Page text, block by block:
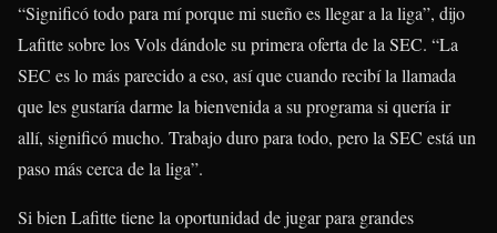
“Significó todo para mí porque mi sueño es llegar a la liga”, dijo
Lafitte sobre los Vols dándole su primera oferta de la SEC. “La
SEC es lo más parecido a eso, así que cuando recibí la llamada
que les gustaría darme la bienvenida a su programa si quería ir
allí, significó mucho. Trabajo duro para todo, pero la SEC está un
paso más cerca de la liga”.
Si bien Lafitte tiene la oportunidad de jugar para grandes